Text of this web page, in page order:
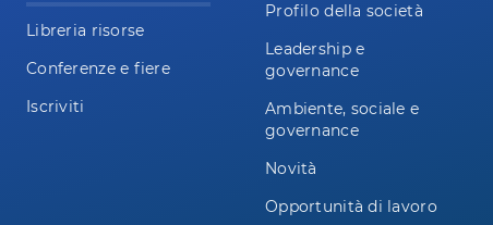
Libreria risorse
Conferenze e fiere
Iscriviti
Profilo della società
Leadership e
governance
Ambiente, sociale e
governance
Novità
Opportunità di lavoro